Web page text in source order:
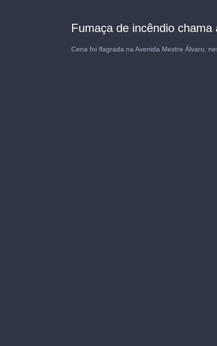
Fumaça de incêndio
Cena foi flagrada na Avenida Mestre Álvaro,